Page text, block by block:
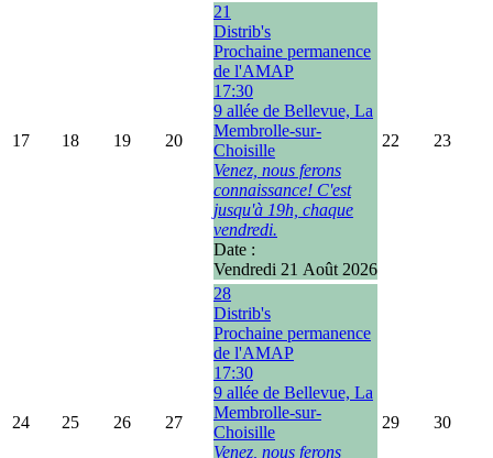
17 18 19 20
21
Distrib's
Prochaine permanence
de l'AMAP
17:30
9 allée de Bellevue, La
Membrolle-sur-
Choisille
Venez, nous ferons
connaissance! C'est
jusqu'à 19h, chaque
vendredi.
Date :
Vendredi 21 Août 2026
22 23
24 25 26 27
28
Distrib's
Prochaine permanence
de l'AMAP
17:30
9 allée de Bellevue, La
Membrolle-sur-
Choisille
Venez, nous ferons
29 30